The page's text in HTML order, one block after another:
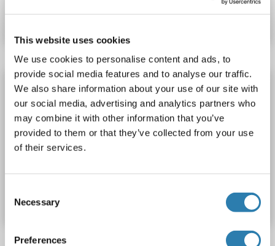
This website uses cookies
We use cookies to personalise content and ads, to
provide social media features and to analyse our traffic.
We also share information about your use of our site with
our social media, advertising and analytics partners who
may combine it with other information that you’ve
provided to them or that they’ve collected from your use
of their services.
Selection
Necessary
Preferences
Fiche technique Détails
SLC25A20 Kit ELISA
QuickTest SLC25A20 Reactivité: Humain
Colorimetric
Sandwich ELISA
0.156 ng/mL - 10 ng/mL
N° du produit ABIN7672257
Fiche technique